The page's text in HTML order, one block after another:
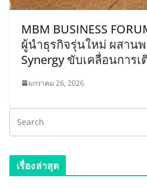
MBM BUSINESS
ผู้นำธุรกิจรุ่นใหม่ ผสาน
Synergy ขับเคลื่อนการ
มกราคม 26, 2026
เรื่องล่าสุด